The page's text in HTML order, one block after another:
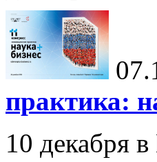
практика:
10 декабря